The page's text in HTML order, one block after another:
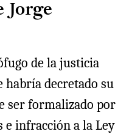
Jorge
de la justicia
habría decretado su
ser formalizado por
e infracción a la Ley